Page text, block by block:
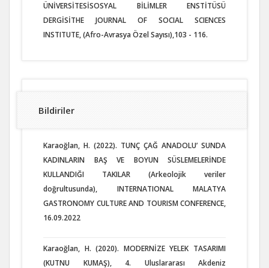
ÜNİVERSİTESİSOSYAL BİLİMLER ENSTİTÜSÜ
DERGİSİTHE JOURNAL OF SOCIAL SCIENCES
INSTITUTE, (Afro-Avrasya Özel Sayısı),103 - 116.
Bildiriler
Karaoğlan, H. (2022). TUNÇ ÇAĞ ANADOLU’ SUNDA
KADINLARIN BAŞ VE BOYUN SÜSLEMELERİNDE
KULLANDIĞI TAKILAR (Arkeolojik veriler
doğrultusunda), INTERNATIONAL MALATYA
GASTRONOMY CULTURE AND TOURISM CONFERENCE,
16.09.2022
Karaoğlan, H. (2020). MODERNİZE YELEK TASARIMI
(KUTNU KUMAŞ), 4. Uluslararası Akdeniz